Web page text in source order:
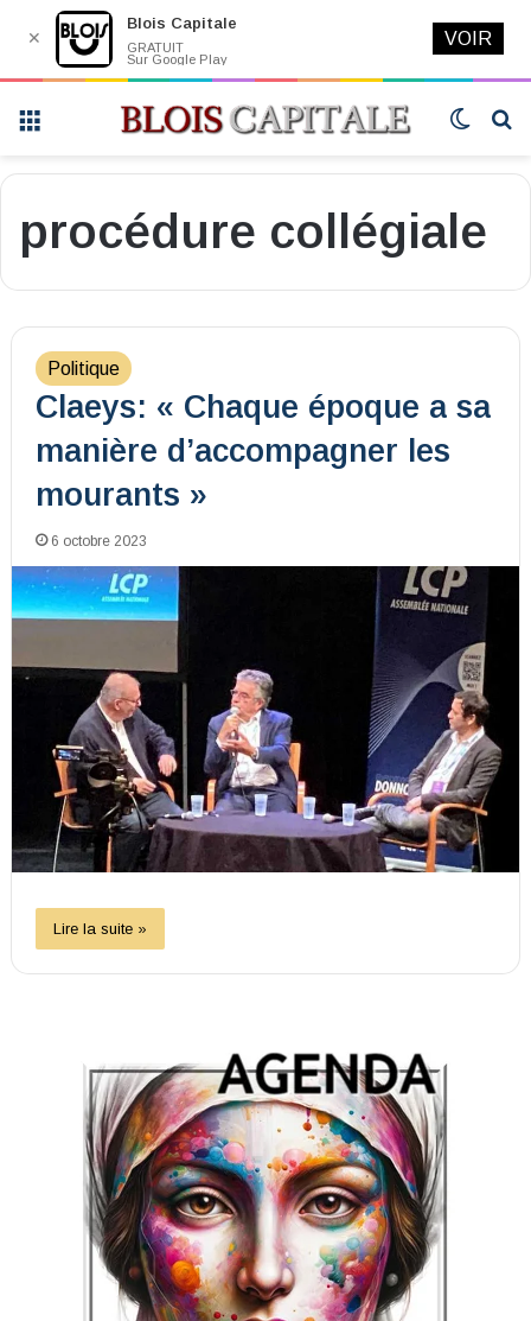
Switch
procédure collégiale
Politique
Claeys: « Chaque époque a sa
manière d’accompagner les
mourants »
6 octobre 2023
Lire la suite »
✕
Blois Capitale
GRATUIT
Sur Google Play
VOIR